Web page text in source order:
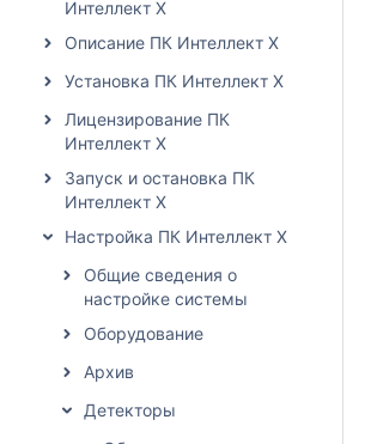
Интеллект X
Описание ПК Интеллект X
Установка ПК Интеллект X
Лицензирование ПК
Интеллект X
Запуск и остановка ПК
Интеллект X
Настройка ПК Интеллект X
Общие сведения о
настройке системы
Оборудование
Архив
Детекторы